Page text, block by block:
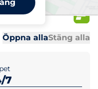
Öppna allaStäng alla
7